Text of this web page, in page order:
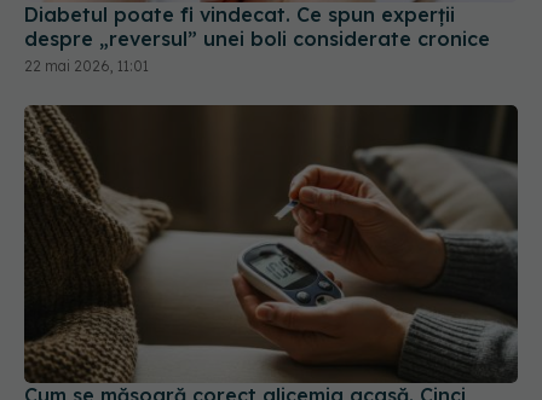
Diabetul poate fi vindecat. Ce spun experții
despre „reversul” unei boli considerate cronice
22 mai 2026, 11:01
Cum se măsoară corect glicemia acasă. Cinci